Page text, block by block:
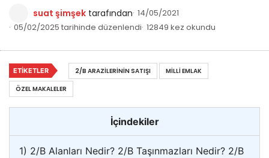
suat şimşek tarafından 14/05/2021
05/02/2025 tarihinde düzenlendi 12849 kez okundu
İçindekiler
1) 2/B Alanları Nedir? 2/B Taşınmazları Nedir? 2/B
ETIKETLER 2/B ARAZILERININ SATIŞI
MILLI EMLAK
ÖZEL MAKALELER